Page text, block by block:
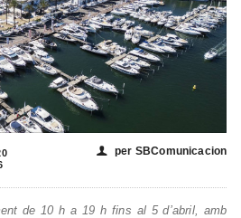
👤 per SBComunicacion
de 10 h a 19 h fins al 5 d’abril, amb